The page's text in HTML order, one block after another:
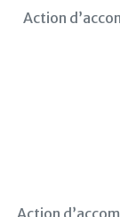
Action
Action